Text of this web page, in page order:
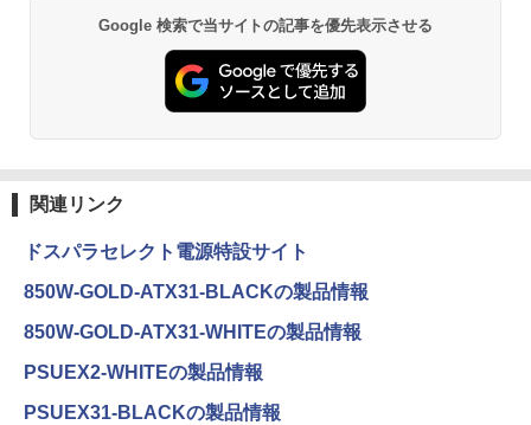
Google 検索で当サイトの記事を優先表示させる
関連リンク
ドスパラセレクト電源特設サイト
850W-GOLD-ATX31-BLACKの製品情報
850W-GOLD-ATX31-WHITEの製品情報
PSUEX2-WHITEの製品情報
PSUEX31-BLACKの製品情報